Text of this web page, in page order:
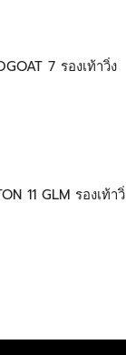
7 รองเท้าวิ่ง
11 GLM รองเท้า